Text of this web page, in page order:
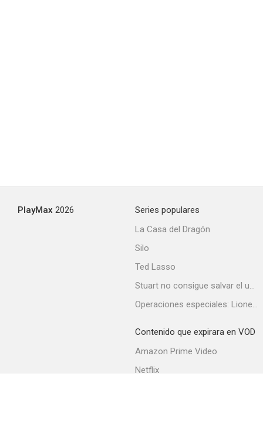
PlayMax 2026
Series populares
La Casa del Dragón
Silo
Ted Lasso
Stuart no consigue salvar el universo
Operaciones especiales: Lioness
Contenido que expirara en VOD
Amazon Prime Video
Netflix